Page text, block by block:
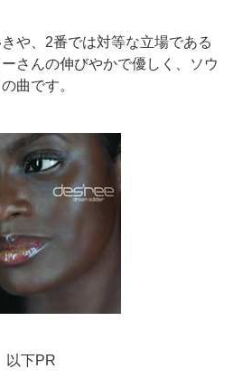
や、2番では対等な立場である
さんの伸びやかで優しく、ソウ
曲です。
以下PR